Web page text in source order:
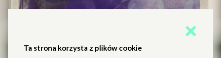
PARTNERÓW
KARCIE
Ta strona korzysta z plików cookie